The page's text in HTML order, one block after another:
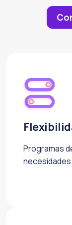
Programas
necesidades